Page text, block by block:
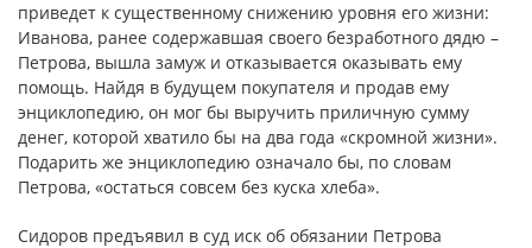
приведет к существенному снижению уровня его жизни:
Иванова, ранее содержавшая своего безработного дядю –
Петрова, вышла замуж и отказывается оказывать ему
помощь. Найдя в будущем покупателя и продав ему
энциклопедию, он мог бы выручить приличную сумму
денег, которой хватило бы на два года «скромной жизни».
Подарить же энциклопедию означало бы, по словам
Петрова, «остаться совсем без куска хлеба».
Сидоров предъявил в суд иск об обязании Петрова